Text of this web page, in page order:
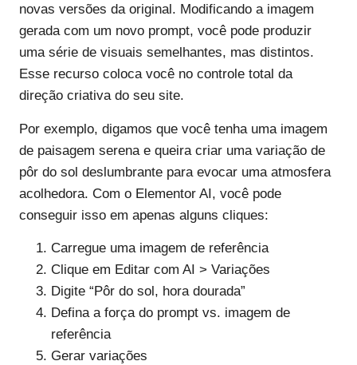
novas versões da original. Modificando a imagem
gerada com um novo prompt, você pode produzir
uma série de visuais semelhantes, mas distintos.
Esse recurso coloca você no controle total da
direção criativa do seu site.
Por exemplo, digamos que você tenha uma imagem
de paisagem serena e queira criar uma variação de
pôr do sol deslumbrante para evocar uma atmosfera
acolhedora. Com o Elementor AI, você pode
conseguir isso em apenas alguns cliques:
Carregue uma imagem de referência
Clique em Editar com AI > Variações
Digite “Pôr do sol, hora dourada”
Defina a força do prompt vs. imagem de
referência
Gerar variações